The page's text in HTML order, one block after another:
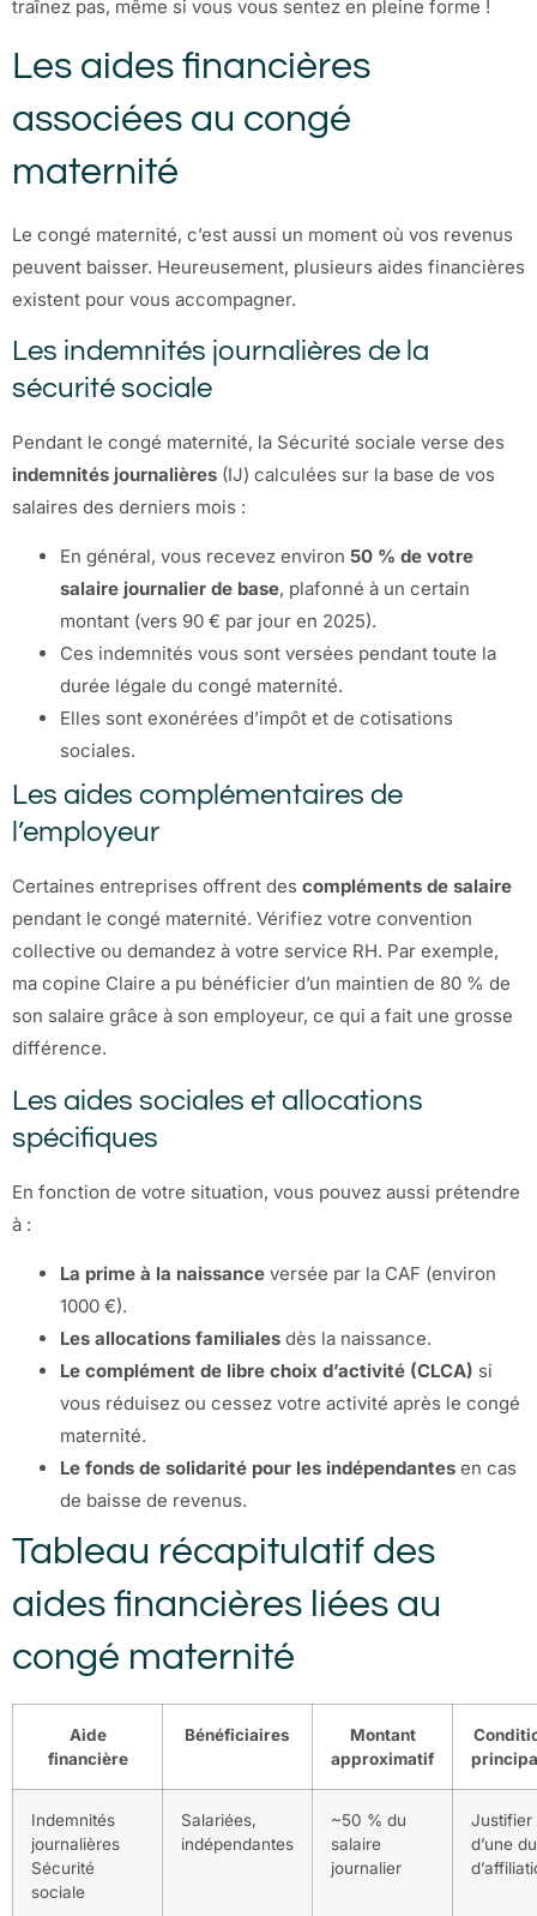
traînez pas, même si vous vous sentez en pleine forme !
Les aides financières
associées au congé
maternité
Le congé maternité, c’est aussi un moment où vos revenus
peuvent baisser. Heureusement, plusieurs aides financières
existent pour vous accompagner.
Les indemnités journalières de la
sécurité sociale
Pendant le congé maternité, la Sécurité sociale verse des
indemnités journalières (IJ) calculées sur la base de vos
salaires des derniers mois :
En général, vous recevez environ 50 % de votre
salaire journalier de base, plafonné à un certain
montant (vers 90 € par jour en 2025).
Ces indemnités vous sont versées pendant toute la
durée légale du congé maternité.
Elles sont exonérées d’impôt et de cotisations
sociales.
Les aides complémentaires de
l’employeur
Certaines entreprises offrent des compléments de salaire
pendant le congé maternité. Vérifiez votre convention
collective ou demandez à votre service RH. Par exemple,
ma copine Claire a pu bénéficier d’un maintien de 80 % de
son salaire grâce à son employeur, ce qui a fait une grosse
différence.
Les aides sociales et allocations
spécifiques
En fonction de votre situation, vous pouvez aussi prétendre
à :
La prime à la naissance versée par la CAF (environ
1000 €).
Les allocations familiales dès la naissance.
Le complément de libre choix d’activité (CLCA) si
vous réduisez ou cessez votre activité après le congé
maternité.
Le fonds de solidarité pour les indépendantes en cas
de baisse de revenus.
Tableau récapitulatif des
aides financières liées au
congé maternité
Aide
financière
Bénéficiaires
Montant
approximatif
Indemnités
journalières
Sécurité
sociale
Salariées,
indépendantes
~50 % du
salaire
journalier
Justifier
d’une